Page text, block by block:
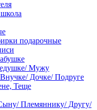
подарочные
Мужу
Дочке/ Подруге
Теще
Племяннику/ Другу/